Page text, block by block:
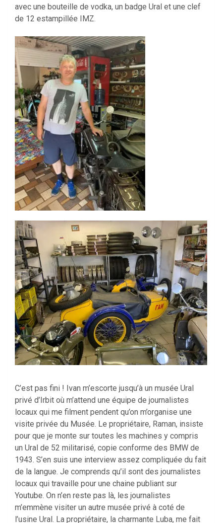
avec une bouteille de vodka, un badge Ural et une clef
de 12 estampillée IMZ.
C’est pas fini ! Ivan m’escorte jusqu’à un musée Ural
privé d’Irbit où m’attend une équipe de journalistes
locaux qui me filment pendent qu’on m’organise une
visite privée du Musée. Le propriétaire, Raman, insiste
pour que je monte sur toutes les machines y compris
un Ural de 52 militarisé, copie conforme des BMW de
1943. S’en suis une interview assez compliquée du fait
de la langue. Je comprends qu’il sont des journalistes
locaux qui travaille pour une chaine publiant sur
Youtube. On n’en reste pas là, les journalistes
m’emmène visiter un autre musée privé à coté de
l’usine Ural. La propriétaire, la charmante Luba, me fait